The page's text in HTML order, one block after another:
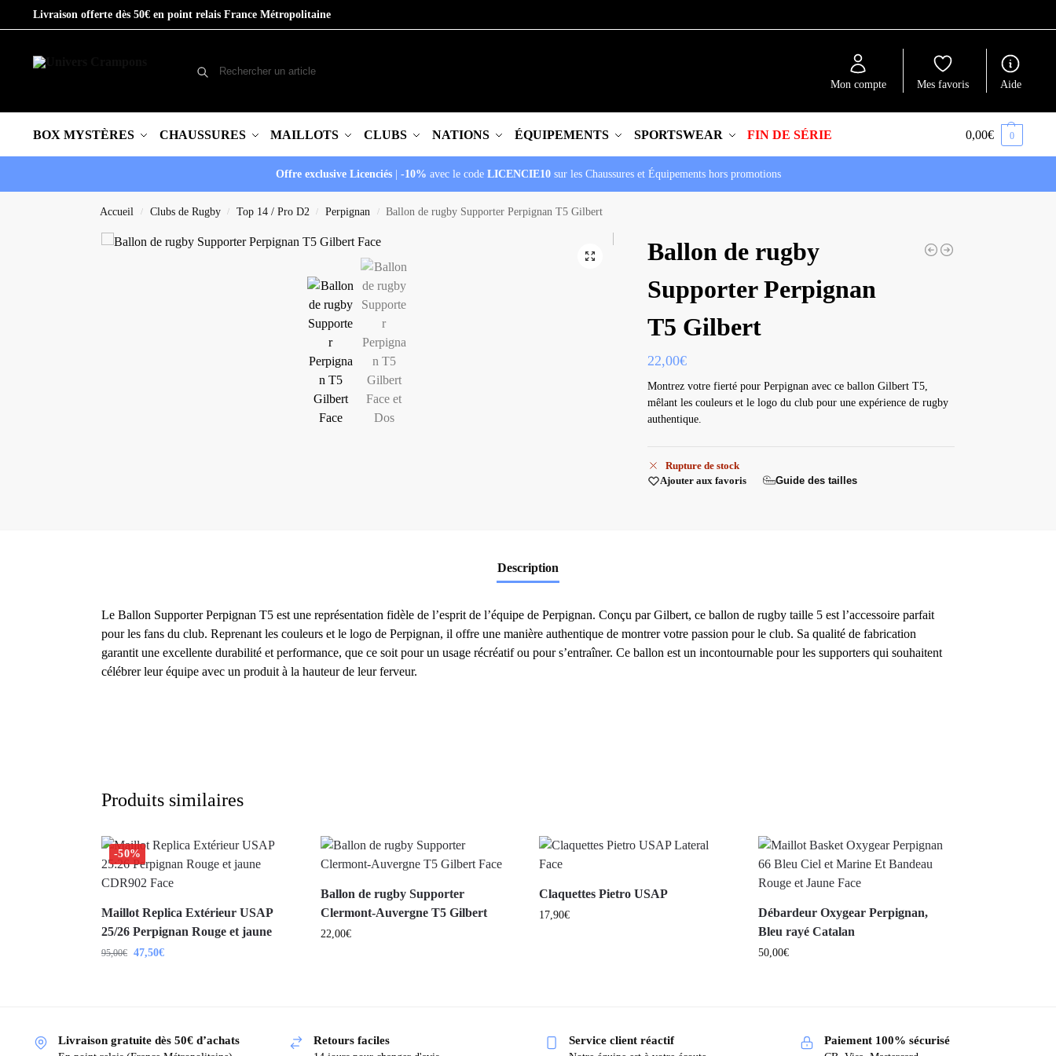
Livraison offerte dès 50€ en point relais France Métropolitaine
Mon compte Mes favoris Aide
BOX MYSTÈRES CHAUSSURES MAILLOTS CLUBS NATIONS ÉQUIPEMENTS SPORTSWEAR FIN DE SÉRIE 0,00€ 0
Offre exclusive Licenciés| -10% avec le code LICENCIE10sur les Chaussures et Équipements hors promotions
Accueil / Clubs de Rugby / Top 14 / Pro D2 / Perpignan / Ballon de rugby Supporter Perpignan T5 Gilbert
Ballon de rugby
Supporter Perpignan
T5 Gilbert
22,00€
Montrez votre fierté pour Perpignan avec ce ballon Gilbert T5,
mêlant les couleurs et le logo du club pour une expérience de rugby
authentique.
Rupture de stock
Ajouter aux favoris
Guide des tailles
Description
Le Ballon Supporter Perpignan T5 est une représentation fidèle de l’esprit de l’équipe de Perpignan. Conçu par Gilbert, ce ballon de rugby taille 5 est l’accessoire parfait
pour les fans du club. Reprenant les couleurs et le logo de Perpignan, il offre une manière authentique de montrer votre passion pour le club. Sa qualité de fabrication
garantit une excellente durabilité et performance, que ce soit pour un usage récréatif ou pour s’entraîner. Ce ballon est un incontournable pour les supporters qui souhaitent
célébrer leur équipe avec un produit à la hauteur de leur ferveur.
Produits similaires
-50%
Maillot Replica Extérieur USAP
25/26 Perpignan Rouge et jaune
95,00€ 47,50€
Ballon de rugby Supporter
Clermont-Auvergne T5 Gilbert
22,00€
Claquettes Pietro USAP
17,90€
Débardeur Oxygear Perpignan,
Bleu rayé Catalan
50,00€
Livraison gratuite dès 50€ d’achats Retours faciles Service client réactif Paiement 100% sécurisé